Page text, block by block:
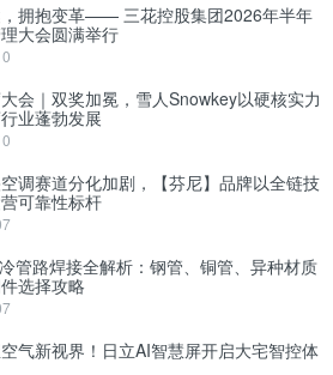
拥抱变革—— 三花控股集团2026年半年
大会圆满举行
会｜双奖加冕，雪人Snowkey以硬核实力
业蓬勃发展
调赛道分化加剧，【芬尼】品牌以全链技
可靠性标杆
管路焊接全解析：钢管、铜管、异种材质
选择攻略
气新视界！日立AI智慧屏开启大宅智控体